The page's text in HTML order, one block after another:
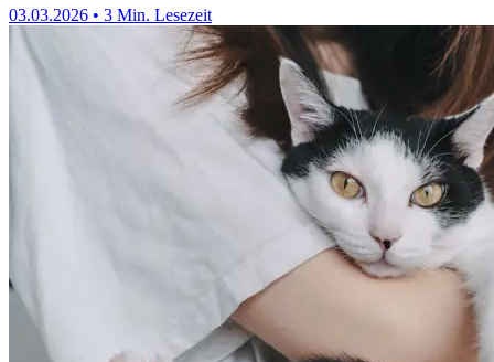
03.03.2026 • 3 Min. Lesezeit